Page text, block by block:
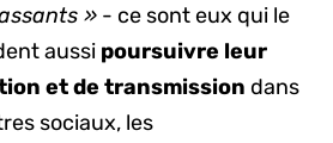
» - ce sont eux qui le
aussi poursuivre leur
et de transmission dans
sociaux, les